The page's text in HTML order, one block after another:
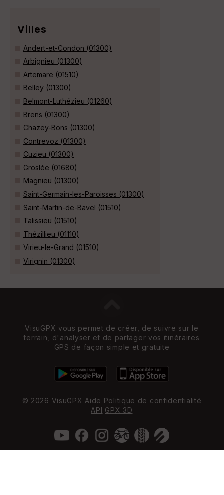
Villes
Andert-et-Condon (01300)
Arbignieu (01300)
Artemare (01510)
Belley (01300)
Belmont-Luthézieu (01260)
Brens (01300)
Chazey-Bons (01300)
Contrevoz (01300)
Cuzieu (01300)
Groslée (01680)
Magnieu (01300)
Saint-Germain-les-Paroisses (01300)
Saint-Martin-de-Bavel (01510)
Talissieu (01510)
Thézillieu (01110)
Virieu-le-Grand (01510)
Virignin (01300)
VisuGPX vous permet de créer, de suivre sur le
terrain, d'analyser et de partager vos itinéraires
GPS de façon simple et gratuite
© 2026 VisuGPX Aide Politique de confidentialité
API GPX 3D